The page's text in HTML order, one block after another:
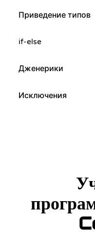
Приведение типов
if-else
Дженерики
Исключения